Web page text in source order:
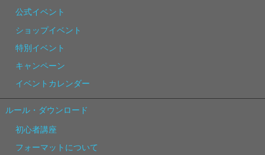
公式イベント
ショップイベント
特別イベント
キャンペーン
イベントカレンダー
ルール・ダウンロード
初心者講座
フォーマットについて